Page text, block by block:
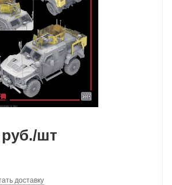
руб./шт
доставку